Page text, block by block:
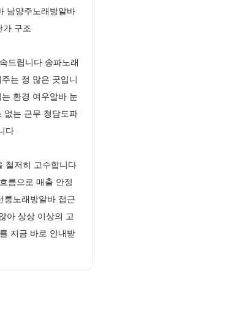
남양주노래방알바
가 구조
드립니다 송파노래
는 정 많은 곳입니
환경 여우알바 눈
없는 근무 청담도파
다
철저히 고수합니다
름으로 매출 안정
릉노래방알바 접근
아 상상 이상의 고
지금 바로 안내받